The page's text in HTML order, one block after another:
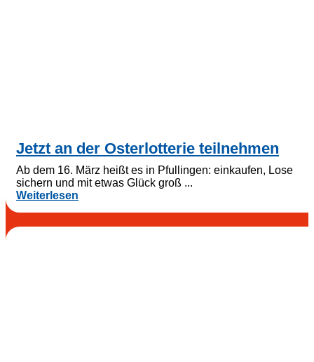
Jetzt an der Osterlotterie teilnehmen
Ab dem 16. März heißt es in Pfullingen: einkaufen, Lose
sichern und mit etwas Glück groß ...
Weiterlesen